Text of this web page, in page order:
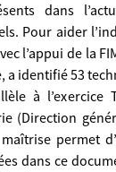
dans
Pour aider
l’appui de la
a identifié 53
à
(Direction
permet
dans ce